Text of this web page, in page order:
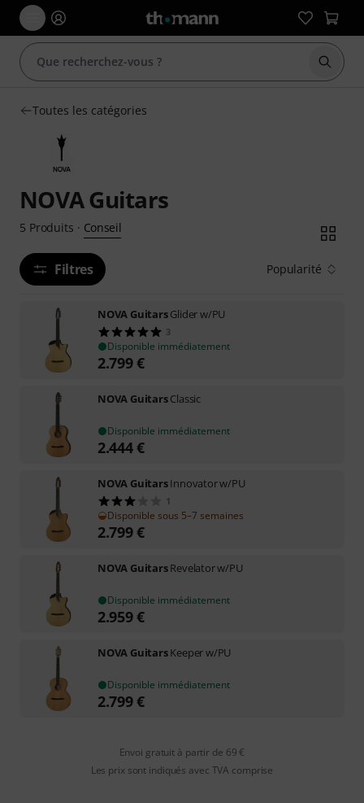
Toutes les catégories
NOVA Guitars
5 Produits · Conseil
Filtres Popularité
NOVA GuitarsGlider w/PU
3
Disponible immédiatement
2.799€
NOVA GuitarsClassic
Disponible immédiatement
2.444€
NOVA GuitarsInnovator w/PU
1
Disponible sous 5–7 semaines
2.799€
NOVA GuitarsRevelator w/PU
Disponible immédiatement
2.959€
NOVA GuitarsKeeper w/PU
Disponible immédiatement
2.799€
Envoi gratuit à partir de 69 €
Les prix sont indiqués avec TVA comprise